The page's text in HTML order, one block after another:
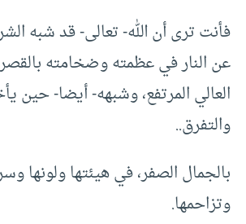
فأنت ترى أن الله- تعالى- قد شبه
عن النار في عظمته وضخامته
العالي المرتفع، وشبهه- أيضا- حين
والتفرق..
بالجمال الصفر، في هيئتها ولونها
وتزاحمها.